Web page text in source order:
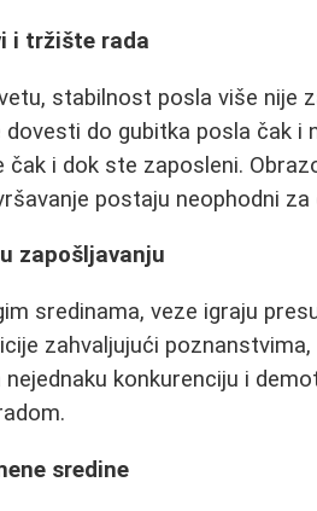
i tržište rada
stabilnost posla više nije
do gubitka posla čak i
i dok ste zaposleni.
postaju neophodni
zapošljavanju
sredinama, veze igraju
zahvaljujući
konkurenciju i
sredine